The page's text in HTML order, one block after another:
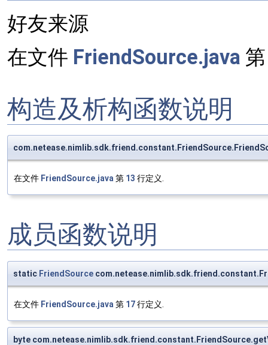
好友来源
在文件 FriendSource.java
构造及析构函数说明
在文件 FriendSource.java第 13 行定义.
成员函数说明
static FriendSource
在文件 FriendSource.java 第 17行定义.
byte